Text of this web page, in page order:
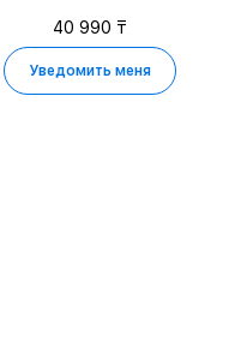
40 990 ₸
Уведомить меня